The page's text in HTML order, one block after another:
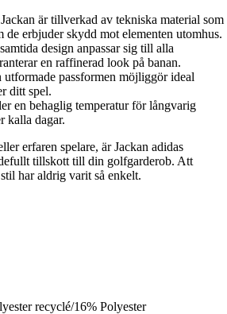
Jackan är tillverkad av tekniska material som
de erbjuder skydd mot elementen utomhus.
design anpassar sig till alla
en raffinerad look på banan.
utformade passformen möjliggör ideal
ditt spel.
en behaglig temperatur för långvarig
kalla dagar.
erfaren spelare, är Jackan adidas
tillskott till din golfgarderob. Att
har aldrig varit så enkelt.
recyclé/16% Polyester